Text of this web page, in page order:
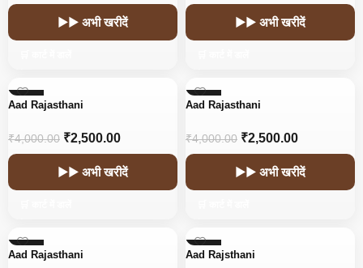
▶▶ अभी खरीदें ▶▶ अभी खरीदें
-38%
Aad Rajasthani
₹4,000.00 ₹2,500.00
▶▶ अभी खरीदें
-38%
Aad Rajasthani
₹4,000.00 ₹2,500.00
▶▶ अभी खरीदें
-38%
Aad Rajasthani
-55%
Aad Rajsthani